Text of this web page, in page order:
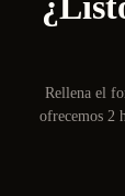
Rellena el
ofrecemos 2